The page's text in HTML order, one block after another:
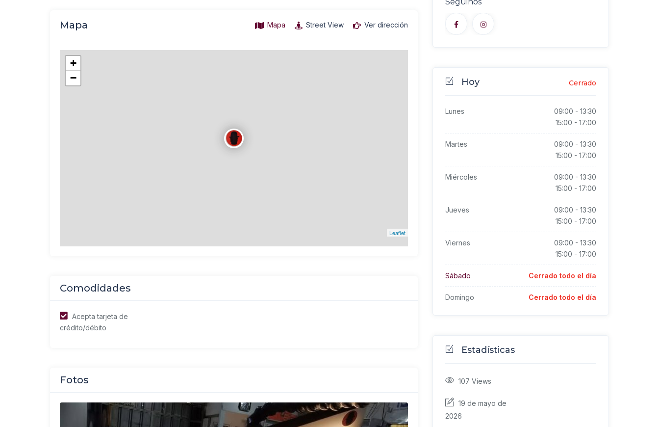
Mapa Mapa Street View Ver dirección
+
−
Leaflet
Comodidades
Acepta tarjeta de
crédito/débito
Fotos
Hoy Cerrado
Lunes 09:00 - 13:30
15:00 - 17:00
Martes 09:00 - 13:30
15:00 - 17:00
Miércoles 09:00 - 13:30
15:00 - 17:00
Jueves 09:00 - 13:30
15:00 - 17:00
Viernes 09:00 - 13:30
15:00 - 17:00
Sábado Cerrado todo el día
Domingo Cerrado todo el día
Estadísticas
107 Views
19 de mayo de
2026